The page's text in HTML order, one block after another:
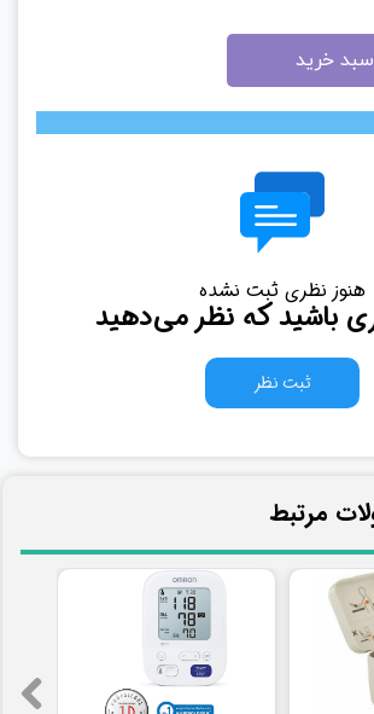
خرید
هنوز نظری ثبت نشده
باشید که نظر می‌دهید
ثبت نظر
مرتبط